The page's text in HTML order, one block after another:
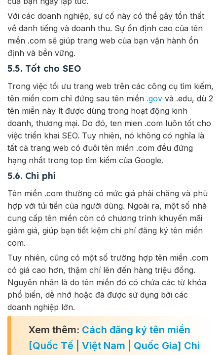
Với các doanh nghiệp, sự cố này có thể gây tổn thất
về danh tiếng và doanh thu. Sự ổn định cao của tên
miền .com sẽ giúp trang web của bạn vận hành ổn
định và bền vững.
5.5. Tốt cho SEO
Trong việc tối ưu trang web trên các công cụ tìm kiếm,
tên miền com chỉ đứng sau tên miền .gov và .edu, dù 2
tên miền này ít được dùng trong hoạt động kinh
doanh, thương mại. Do đó, ten mien .com luôn tốt cho
việc triển khai SEO. Tuy nhiên, nó không có nghĩa là
tất cả trang web có đuôi tên miền .com đều đứng
hạng nhất trong top tìm kiếm của Google.
5.6. Chi phí
Tên miền .com thường có mức giá phải chăng và phù
hợp với túi tiền của người dùng. Ngoài ra, một số nhà
cung cấp tên miền còn có chương trình khuyến mãi
giảm giá, giúp bạn tiết kiệm chi phí đăng ký tên miền
com.
Tuy nhiên, cũng có một số trường hợp tên miền .com
có giá cao hơn, thậm chí lên đến hàng triệu đồng.
Nguyên nhân là do tên miền đó có chứa các từ khóa
phổ biến, dễ nhớ hoặc đã được sử dụng bởi các
doanh nghiệp lớn.
Xem thêm: Cách đăng ký tên miền
[Quốc Tế | Việt Nam | Quốc Gia] Chỉ